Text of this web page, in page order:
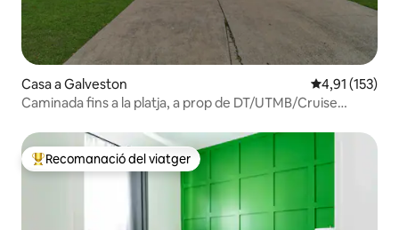
Casa a Galveston 4,91 de
4,91 (153)
Caminada fins a la platja, a prop de DT/UTMB/Cruise
Principals recomanacions dels viatgers
Recomanació del viatger